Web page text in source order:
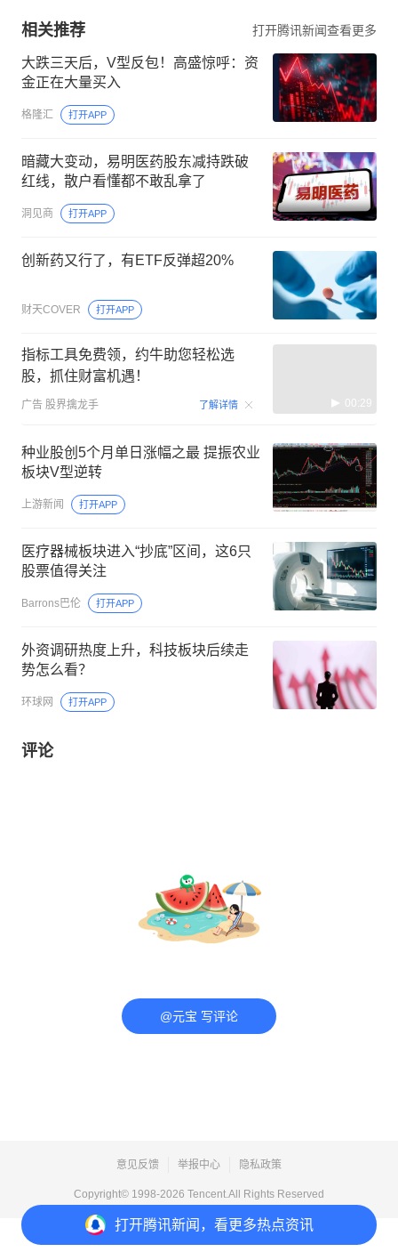
打开腾讯新闻，看更多热点资讯
相关推荐 打开腾讯新闻查看更多
大跌三天后，V型反包！高盛惊呼：资
金正在大量买入
格隆汇 打开APP
暗藏大变动，易明医药股东减持跌破
红线，散户看懂都不敢乱拿了
洞见商 打开APP
创新药又行了，有ETF反弹超20%
财天COVER 打开APP
指标工具免费领，约牛助您轻松选
股，抓住财富机遇！
广告 股界擒龙手 了解详情 00:29
种业股创5个月单日涨幅之最 提振农业
板块V型逆转
上游新闻 打开APP
医疗器械板块进入“抄底”区间，这6只
股票值得关注
Barrons巴伦 打开APP
外资调研热度上升，科技板块后续走
势怎么看？
环球网 打开APP
评论
@元宝 写评论
意见反馈 举报中心 隐私政策
Copyright© 1998-2026 Tencent.All Rights Reserved